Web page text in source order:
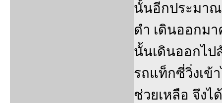
นั้นอีกประมาณ
ดำ เดินออกม
นั้นเดินออกไ
รถแท็กซี่วิ่งเข้
ช่วยเหลือ จึง